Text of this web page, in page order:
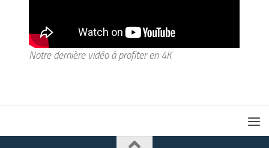
Notre dernière vidéo à profiter en 4K